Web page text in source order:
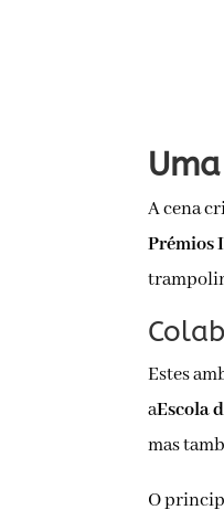
A cena
Prémios
Estes
aEscola
mas
O